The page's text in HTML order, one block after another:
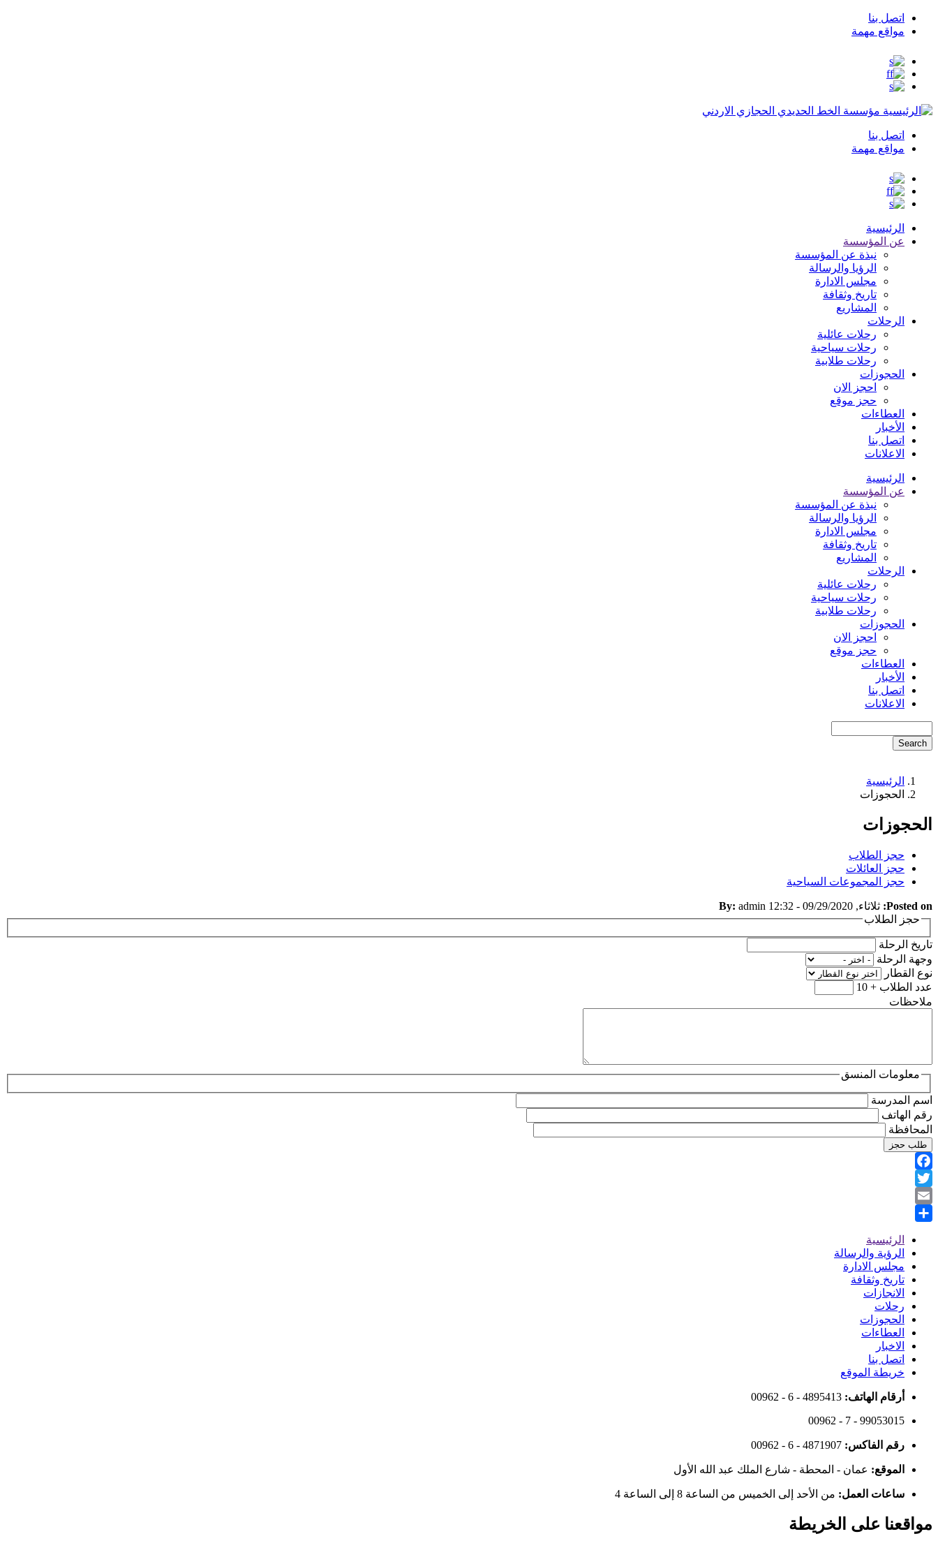
Top
Menu
اتصل بنا
مواقع مهمة
مؤسسة الخط الحديدي الحجازي الاردني
Top
Menu
اتصل بنا
مواقع مهمة
الرئيسية
عن المؤسسة
نبذة عن المؤسسة
الرؤيا والرسالة
مجلس الادارة
تاريخ وثقافة
المشاريع
الرحلات
رحلات عائلية
رحلات سياحية
رحلات طلابية
الحجوزات
احجز الان
حجز موقع
العطاءات
الأخبار
اتصل بنا
الاعلانات
الرئيسية
عن المؤسسة
نبذة عن المؤسسة
الرؤيا والرسالة
مجلس الادارة
تاريخ وثقافة
المشاريع
الرحلات
رحلات عائلية
رحلات سياحية
رحلات طلابية
الحجوزات
احجز الان
حجز موقع
العطاءات
الأخبار
اتصل بنا
الاعلانات
Breadcrumb
الرئيسية
الحجوزات
الحجوزات
حجز الطلاب
حجز العائلات
حجز المجموعات السياحية
Posted on: ثلاثاء, 09/29/2020 - 12:32 By: admin
حجز الطلاب
تاريخ الرحلة
وجهة الرحلة
نوع القطار
عدد الطلاب + 10
ملاحظات
معلومات المنسق
اسم المدرسة
رقم الهاتف
المحافظة
Facebook
Twitter
Email
Footer
Menu
الرئيسية
الرؤية والرسالة
مجلس الادارة
تاريخ وثقافة
الانجازات
رحلات
الحجوزات
العطاءات
الاخبار
اتصل بنا
خريطة الموقع
أرقام الهاتف: 00962 - 6 - 4895413
00962 - 7 - 99053015
رقم الفاكس: 00962 - 6 - 4871907
الموقع: عمان - المحطة - شارع الملك عبد الله الأول
ساعات العمل: من الأحد إلى الخميس من الساعة 8 إلى الساعة 4
مواقعنا على الخريطة